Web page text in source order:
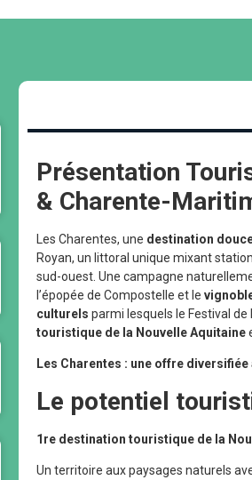
Présentation
& Charente-
Les Charentes, une destination
Royan, un littoral unique mixant
sud-ouest. Une campagne
l’épopée de Compostelle et le
culturels parmi lesquels le Festival de
touristique de la Nouvelle Aquitaine
Les Charentes : une offre
Le potentiel
1re destination touristique de la
Un territoire aux paysages naturels